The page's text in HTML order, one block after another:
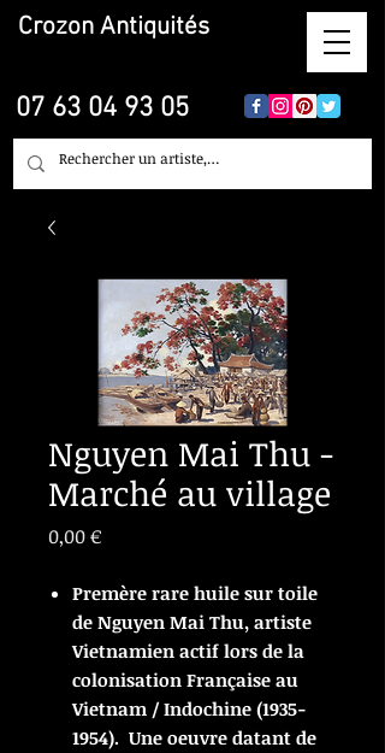
Crozon Antiquités
07 63 04 93 05
Nguyen Mai Thu -
Marché au village
0,00 €Prix
Premère rare huile sur toile
de Nguyen Mai Thu, artiste
Vietnamien actif lors de la
colonisation Française au
Vietnam / Indochine (1935-
1954). Une oeuvre datant de